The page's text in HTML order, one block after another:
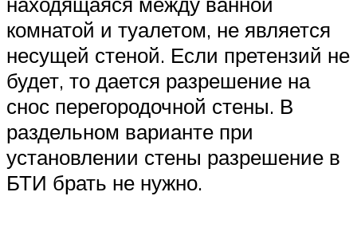
комнатой и туалетом, не является
несущей стеной. Если претензий не
будет, то дается разрешение на
снос перегородочной стены. В
раздельном варианте при
установлении стены разрешение в
БТИ брать не нужно.